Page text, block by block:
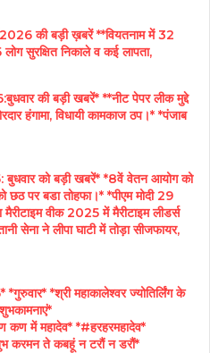
की बड़ी ख़बरें **वियतनाम में 32
लोग सुरक्षित निकाले व कई लापता,
की बड़ी खबरें* **नीट पेपर लीक मुद्दे
हंगामा, विधायी कामकाज ठप।* *पंजाब
को बड़ी खबरें* *8वें वेतन आयोग को
छठ पर बडा तोहफा।* *पीएम मोदी 29
वीक 2025 में मैरीटाइम लीडर्स
सेना ने लीपा घाटी में तोड़ा सीजफायर,
*श्री महाकालेश्वर ज्योतिर्लिंग के
में महादेव* *#हरहरमहादेव*
करमन ते कबहूं न टरौं न डरौं*